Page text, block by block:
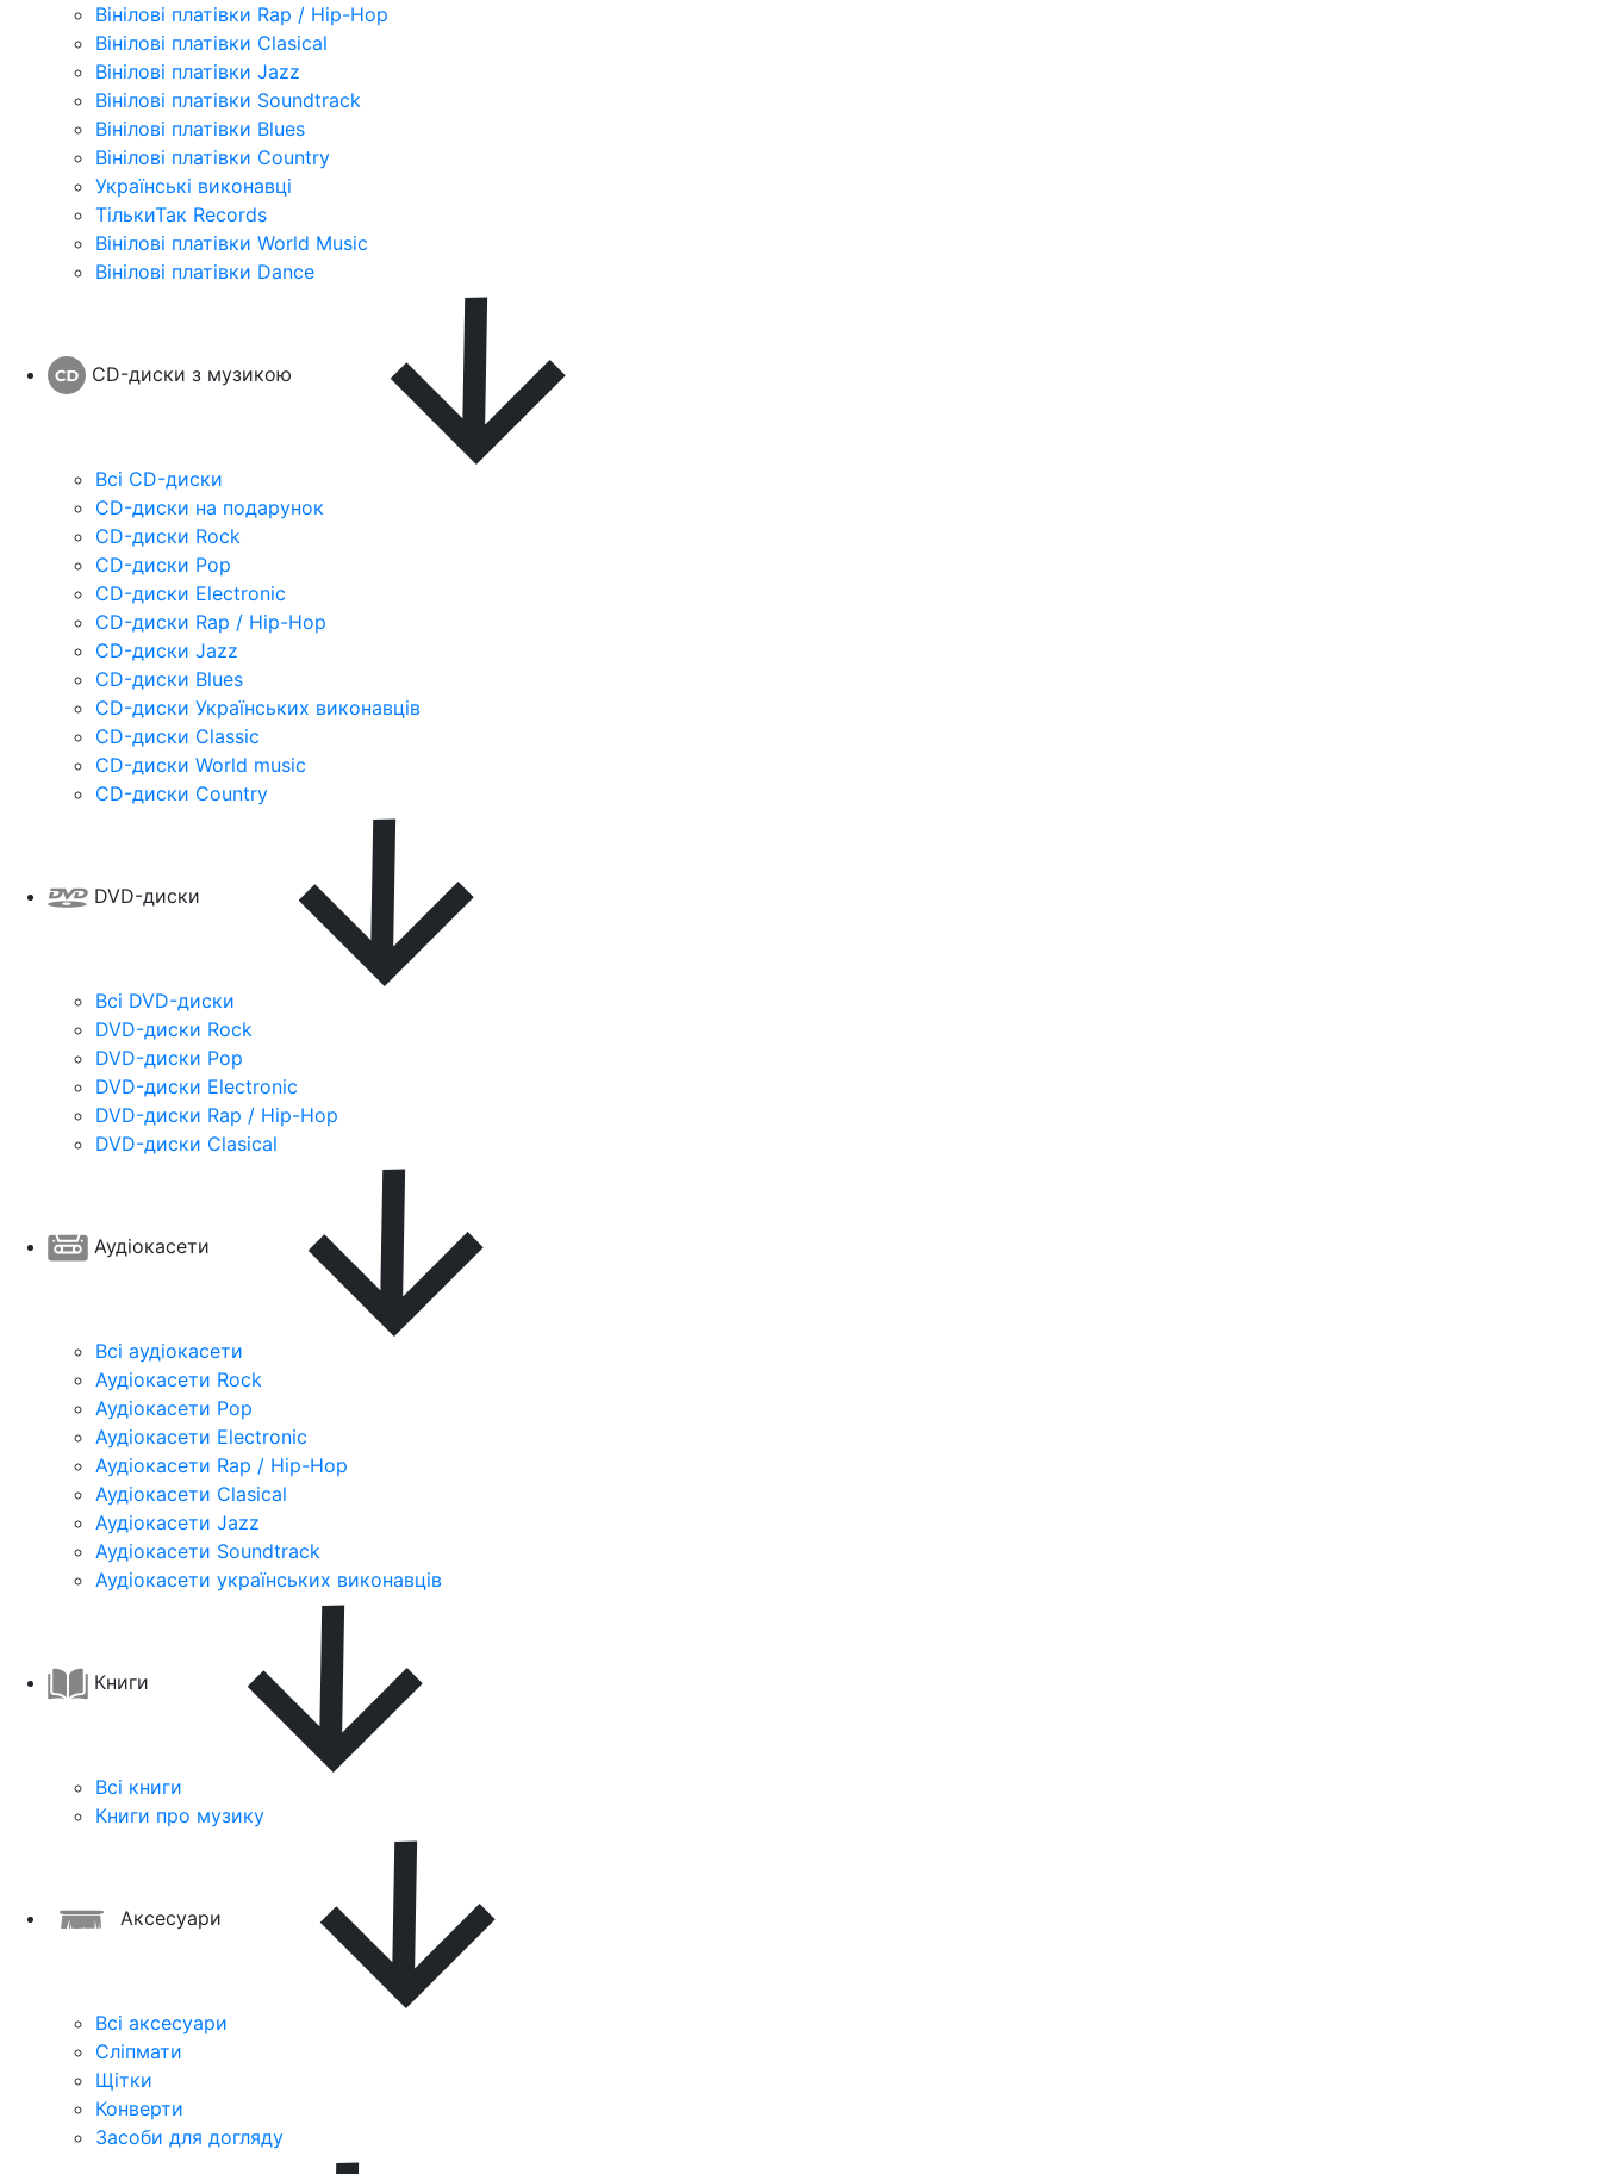
Вінілові платівки Rap / Hip-Hop
Вінілові платівки Clasical
Вінілові платівки Jazz
Вінілові платівки Soundtrack
Вінілові платівки Blues
Вінілові платівки Country
Українські виконавці
ТількиТак Records
Вінілові платівки World Music
Вінілові платівки Dance
CD-диски з музикою
Всі CD-диски
CD-диски на подарунок
CD-диски Rock
CD-диски Pop
CD-диски Electronic
CD-диски Rap / Hip-Hop
CD-диски Jazz
CD-диски Blues
CD-диски Українських виконавців
CD-диски Classic
CD-диски World music
CD-диски Country
DVD-диски
Всі DVD-диски
DVD-диски Rock
DVD-диски Pop
DVD-диски Electronic
DVD-диски Rap / Hip-Hop
DVD-диски Clasical
Аудіокасети
Всі аудіокасети
Аудіокасети Rock
Аудіокасети Pop
Аудіокасети Electronic
Аудіокасети Rap / Hip-Hop
Аудіокасети Clasical
Аудіокасети Jazz
Аудіокасети Soundtrack
Аудіокасети українських виконавців
Книги
Всі книги
Книги про музику
Аксесуари
Всі аксесуари
Сліпмати
Щітки
Конверти
Засоби для догляду